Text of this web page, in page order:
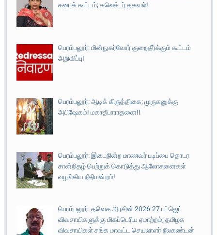
சபைக் கூட்டம்; கலெக்டர் தகவல்!
பெரம்பலூர்: மின்நுகர்வோர் குறைதீர்க்கும் கூட்டம்
அறிவிப்பு!
பெரம்பலூர்: ஆடிக் கிருத்திகை; முருகனுக்கு
அபிஷேகம்! மகாதீபாராதனை!!
பெரம்பலூர்: இடைநின்ற மாணவர் படிப்பை தொடர
சான்றிதழ் பெற்றுக் கொடுத்து ஆலோசனைகள்
வழங்கிய நீதிமன்றம்!
பெரம்பலூர்: தவெக அரசின் 2026-27 பட்ஜெட்
விவசாயிகளுக்கு மிகப்பெரிய ஏமாற்றம்; தமிழக
விவசாயிகள் சங்க மாவட்ட செயலாளர் நீலகண்டன்